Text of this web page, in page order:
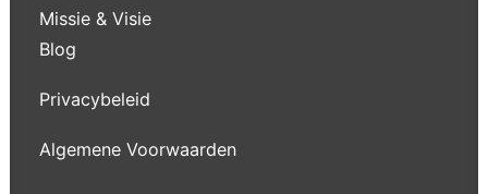
Missie & Visie
Blog
Privacybeleid
Algemene Voorwaarden